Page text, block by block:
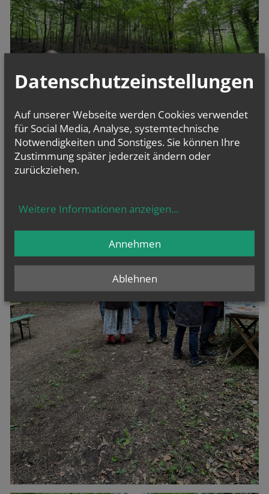
Datenschutzeinstellungen
Auf unserer Webseite werden Cookies verwendet
für Social Media, Analyse, systemtechnische
Notwendigkeiten und Sonstiges. Sie können Ihre
Zustimmung später jederzeit ändern oder
zurückziehen.
Weitere Informationen anzeigen...
Ablehnen
Annehmen